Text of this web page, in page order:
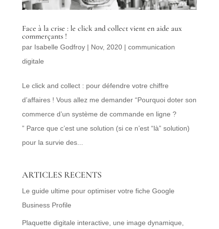
Face à la crise : le click and collect vient en aide aux
commerçants !
par Isabelle Godfroy| Nov, 2020| communication
digitale
Le click and collect : pour défendre votre chiffre
d’affaires ! Vous allez me demander “Pourquoi doter son
commerce d’un système de commande en ligne ?
” Parce que c’est une solution (si ce n’est “là” solution)
pour la survie des...
ARTICLES RECENTS
Le guide ultime pour optimiser votre fiche Google
Business Profile
Plaquette digitale interactive, une image dynamique,